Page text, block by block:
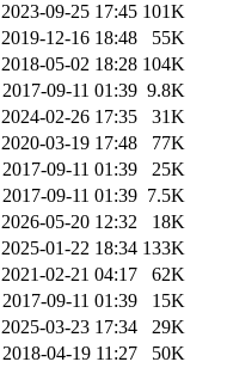
2023-09-25 17:45 101K
2019-12-16 18:48
55K
2018-05-02 18:28 104K
2017-09-11 01:39 9.8K
2024-02-26 17:35
31K
2020-03-19 17:48
77K
2017-09-11 01:39
25K
2017-09-11 01:39 7.5K
2026-05-20 12:32
18K
2025-01-22 18:34 133K
2021-02-21 04:17
62K
2017-09-11 01:39
15K
2025-03-23 17:34
29K
2018-04-19 11:27
50K